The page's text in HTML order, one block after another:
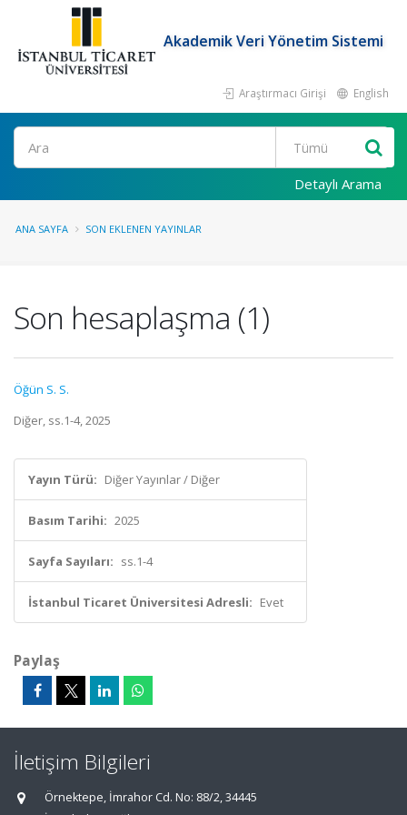
Akademik Veri Yönetim Sistemi
Araştırmacı Girişi English
Ara
Detaylı Arama
ANA SAYFA SON EKLENEN YAYINLAR
Son hesaplaşma (1)
Öğün S. S.
Diğer, ss.1-4, 2025
Yayın Türü: Diğer Yayınlar / Diğer
Basım Tarihi: 2025
Sayfa Sayıları: ss.1-4
İstanbul Ticaret Üniversitesi Adresli: Evet
Paylaş
İletişim Bilgileri
Örnektepe, İmrahor Cd. No: 88/2, 34445